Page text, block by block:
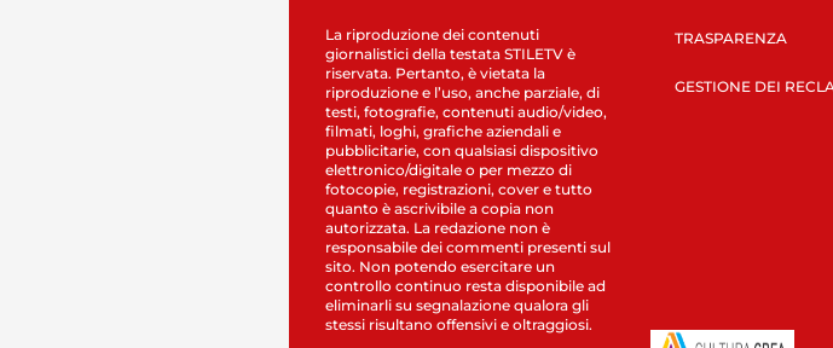
La riproduzione dei contenuti
giornalistici della testata STILETV è
riservata. Pertanto, è vietata la
riproduzione e l’uso, anche parziale, di
testi, fotografie, contenuti audio/video,
filmati, loghi, grafiche aziendali e
pubblicitarie, con qualsiasi dispositivo
elettronico/digitale o per mezzo di
fotocopie, registrazioni, cover e tutto
quanto è ascrivibile a copia non
autorizzata. La redazione non è
responsabile dei commenti presenti sul
sito. Non potendo esercitare un
controllo continuo resta disponibile ad
eliminarli su segnalazione qualora gli
stessi risultano offensivi e oltraggiosi.
TRASPARENZA
GESTIONE DEI